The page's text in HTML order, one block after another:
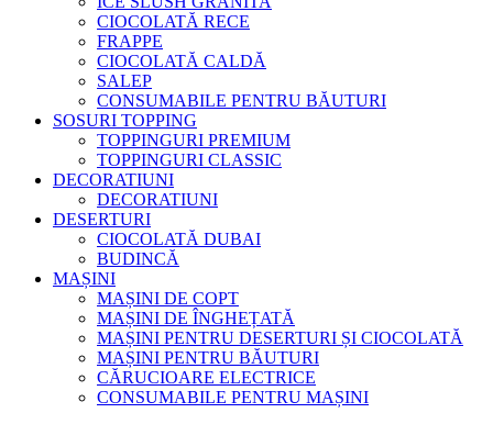
CIOCOLATĂ RECE
FRAPPE
CIOCOLATĂ CALDĂ
SALEP
CONSUMABILE PENTRU BĂUTURI
SOSURI TOPPING
TOPPINGURI PREMIUM
TOPPINGURI CLASSIC
DECORATIUNI
DECORATIUNI
DESERTURI
CIOCOLATĂ DUBAI
BUDINCĂ
MAȘINI
MAȘINI DE COPT
MAȘINI DE ÎNGHEȚATĂ
MAȘINI PENTRU DESERTURI ȘI CIOCOLATĂ
MAȘINI PENTRU BĂUTURI
CĂRUCIOARE ELECTRICE
CONSUMABILE PENTRU MAȘINI